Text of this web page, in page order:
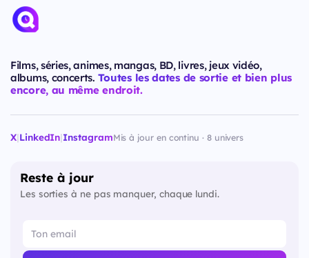
Films, séries, animes, mangas, BD, livres, jeux vidéo,
albums, concerts. Toutes les dates de sortie et bien plus
encore, au même endroit.
X|LinkedIn|InstagramMis à jour en continu · 8 univers
Reste à jour
Les sorties à ne pas manquer, chaque lundi.